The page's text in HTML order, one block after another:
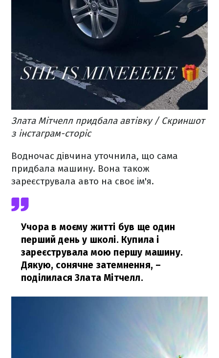
Злата Мітчелл придбала автівку / Скриншот
з інстаграм-сторіс
Водночас дівчина уточнила, що сама
придбала машину. Вона також
зареєструвала авто на своє ім'я.
Учора в моєму житті був ще один
перший день у школі. Купила і
зареєструвала мою першу машину.
Дякую, сонячне затемнення, –
поділилася Злата Мітчелл.